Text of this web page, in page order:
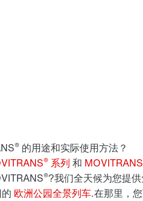
® 的用途和实际使用方法？
® 系列 和 MOVITRANS
®?我们全天候为您提供
欧洲公园全景列车.在那里，